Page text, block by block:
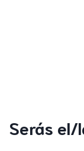
Serás el/